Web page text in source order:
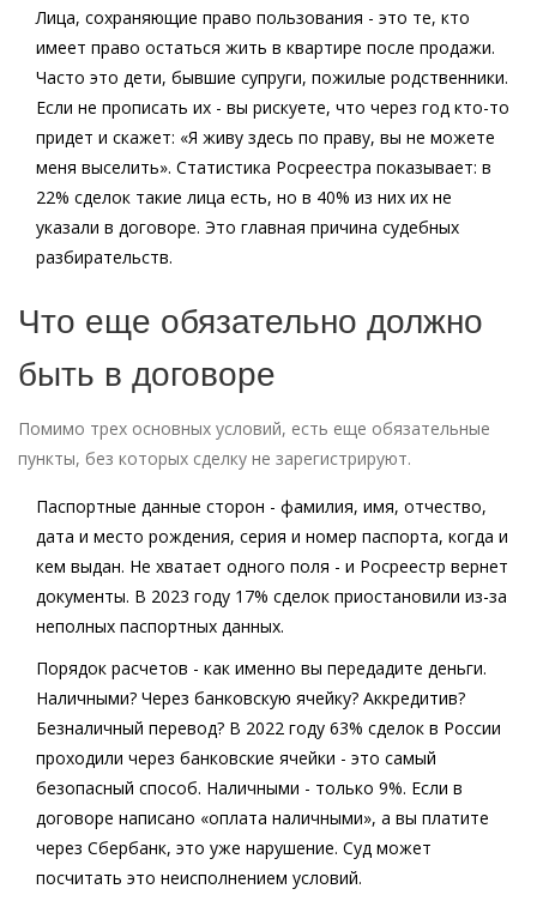
Лица, сохраняющие право пользования - это те, кто
имеет право остаться жить в квартире после продажи.
Часто это дети, бывшие супруги, пожилые родственники.
Если не прописать их - вы рискуете, что через год кто-то
придет и скажет: «Я живу здесь по праву, вы не можете
меня выселить». Статистика Росреестра показывает: в
22% сделок такие лица есть, но в 40% из них их не
указали в договоре. Это главная причина судебных
разбирательств.
Что еще обязательно должно
быть в договоре
Помимо трех основных условий, есть еще обязательные
пункты, без которых сделку не зарегистрируют.
Паспортные данные сторон - фамилия, имя, отчество,
дата и место рождения, серия и номер паспорта, когда и
кем выдан. Не хватает одного поля - и Росреестр вернет
документы. В 2023 году 17% сделок приостановили из-за
неполных паспортных данных.
Порядок расчетов - как именно вы передадите деньги.
Наличными? Через банковскую ячейку? Аккредитив?
Безналичный перевод? В 2022 году 63% сделок в России
проходили через банковские ячейки - это самый
безопасный способ. Наличными - только 9%. Если в
договоре написано «оплата наличными», а вы платите
через Сбербанк, это уже нарушение. Суд может
посчитать это неисполнением условий.